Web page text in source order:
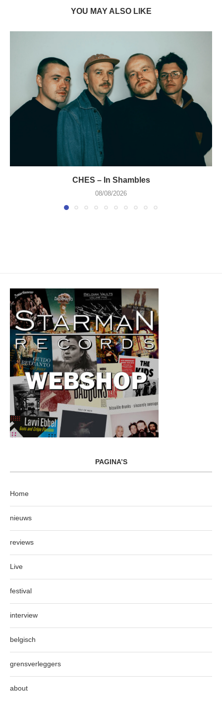
YOU MAY ALSO LIKE
CHES – In Shambles
08/08/2026
PAGINA’S
Home
nieuws
reviews
Live
festival
interview
belgisch
grensverleggers
about